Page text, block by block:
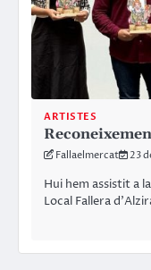
ARTISTES
Fallaelmercat 23
Hui hem assistit a
Local Fallera